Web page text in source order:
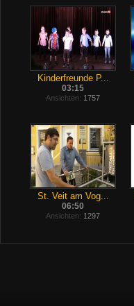
Kinderfreunde P...
03:15
Ansichten: 1757
St. Veit am Vog...
06:50
Ansichten: 1297